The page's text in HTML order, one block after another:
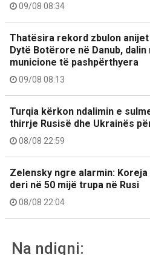
09/08 08:34
Thatësira rekord zbulon
Dytë Botërore në Danub,
municione të pashpërthyera
09/08 08:13
Turqia kërkon ndalimin e
thirrje Rusisë dhe Ukrainës
08/08 22:59
Zelensky ngre alarmin:
deri në 50 mijë trupa në Rusi
08/08 22:04
Na ndiqni: